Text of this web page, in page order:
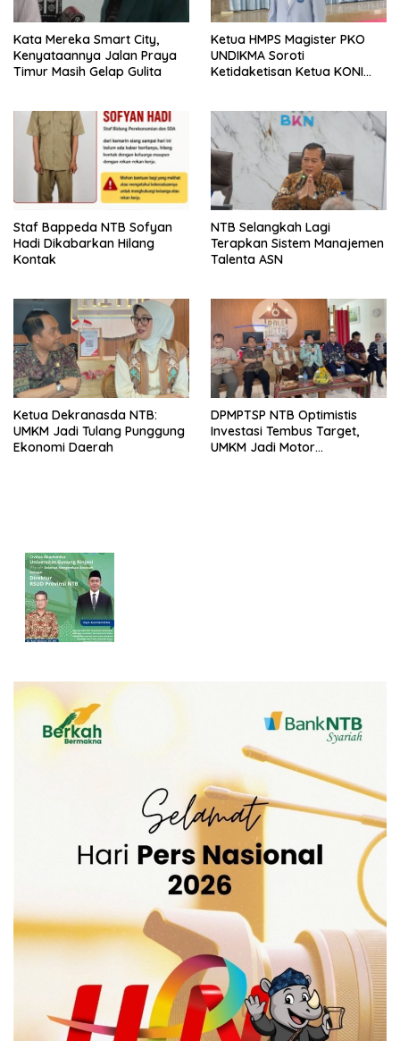
Kata Mereka Smart City,
Kenyataannya Jalan Praya
Timur Masih Gelap Gulita
Ketua HMPS Magister PKO
UNDIKMA Soroti
Ketidaketisan Ketua KONI
Arena Kepentingan Sesaat
Staf Bappeda NTB Sofyan
Hadi Dikabarkan Hilang
Kontak
NTB Selangkah Lagi
Terapkan Sistem Manajemen
Talenta ASN
Ketua Dekranasda NTB:
UMKM Jadi Tulang Punggung
Ekonomi Daerah
DPMPTSP NTB Optimistis
Investasi Tembus Target,
UMKM Jadi Motor